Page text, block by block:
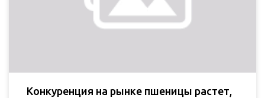
Конкуренция на рынке пшеницы растет,